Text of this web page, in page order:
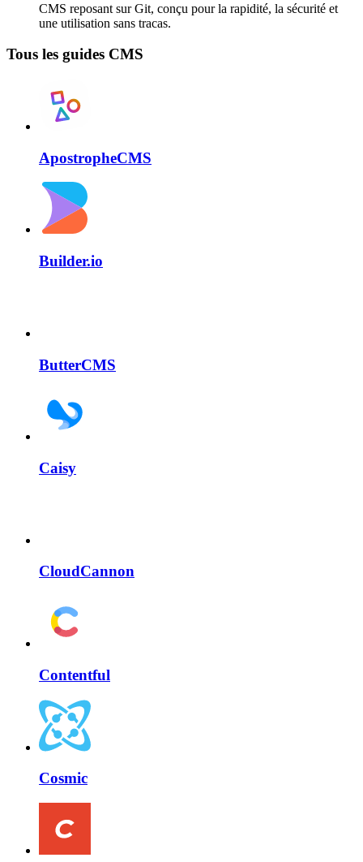
CMS reposant sur Git, conçu pour la rapidité, la sécurité et
une utilisation sans tracas.
Tous les guides CMS
ApostropheCMS
Builder.io
ButterCMS
Caisy
CloudCannon
Contentful
Cosmic